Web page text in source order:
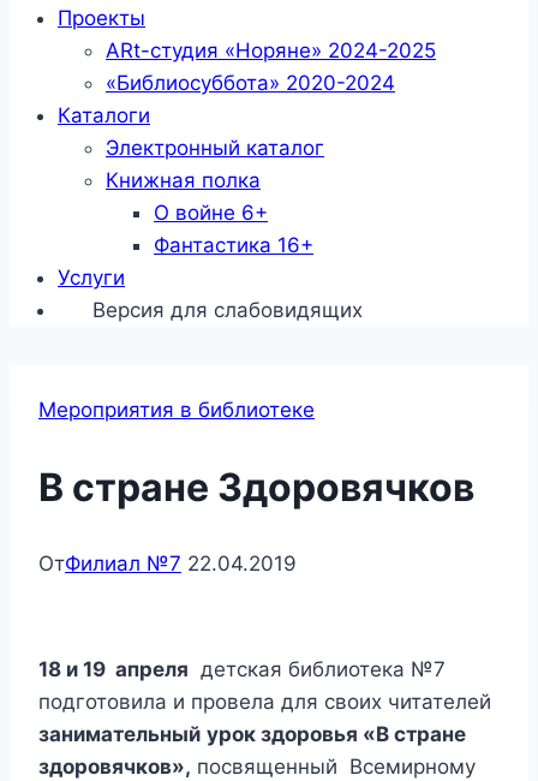
Проекты
ARt-студия «Норяне» 2024-2025
«Библиосуббота» 2020-2024
Каталоги
Электронный каталог
Книжная полка
О войне 6+
Фантастика 16+
Услуги
Версия для слабовидящих
Мероприятия в библиотеке
В стране Здоровячков
ОтФилиал №7 22.04.2019
18 и 19 апреля детская библиотека №7
подготовила и провела для своих читателей
занимательный урок здоровья «В стране
здоровячков», посвященный Всемирному